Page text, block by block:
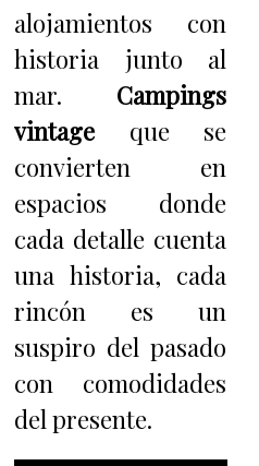
alojamientos con
historia junto al
mar. Campings
vintage que se
convierten en
espacios donde
cada detalle cuenta
una historia, cada
rincón es un
suspiro del pasado
con comodidades
del presente.